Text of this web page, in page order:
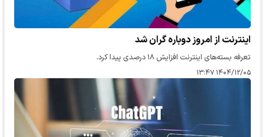
اینترنت از امروز دوباره گران شد
تعرفه بسته‌های اینترنت افزایش ۱۸ درصدی پیدا کرد.
۱۴۰۴/۱۲/۰۵ ۱۳:۴۷